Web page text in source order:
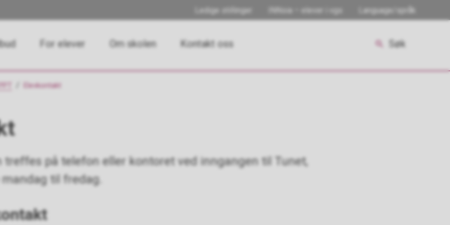
Ledige stillinger INNsia – elever i vgs Language/språk
For elever Om skolen Kontakt oss Søk
Elevkontakt
treffes på telefon eller kontoret ved inngangen til Tunet,
til fredag.